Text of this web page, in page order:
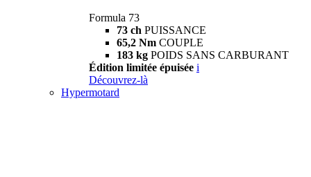
Formula 73
73 ch PUISSANCE
65,2 Nm COUPLE
183 kg POIDS SANS CARBURANT
Édition limitée épuisée i
Découvrez-là
Hypermotard